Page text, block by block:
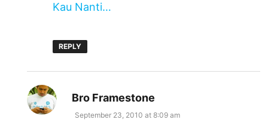
Kau Nanti…
REPLY
Bro Framestone
September 23, 2010 at 8:09 am